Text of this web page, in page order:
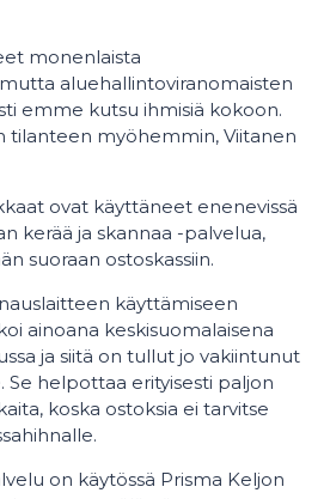
monenlaista
aluehallintoviranomaisten
emme kutsu ihmisiä kokoon.
tilanteen myöhemmin, Viitanen
ovat käyttäneet enenevissä
kerää ja skannaa -palvelua,
suoraan ostoskassiin.
käyttämiseen
ainoana keskisuomalaisena
ja siitä on tullut jo vakiintunut
Se helpottaa erityisesti paljon
koska ostoksia ei tarvitse
on käytössä Prisma Keljon